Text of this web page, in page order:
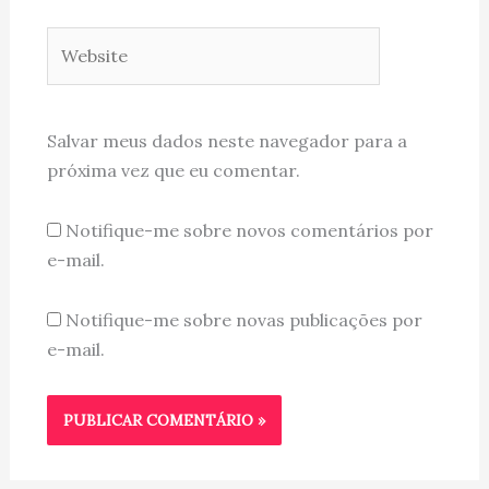
Salvar meus dados neste navegador para a
próxima vez que eu comentar.
Notifique-me sobre novos comentários por
e-mail.
Notifique-me sobre novas publicações por
e-mail.